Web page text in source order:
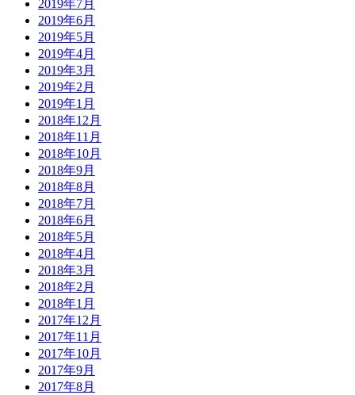
2019年7月
2019年6月
2019年5月
2019年4月
2019年3月
2019年2月
2019年1月
2018年12月
2018年11月
2018年10月
2018年9月
2018年8月
2018年7月
2018年6月
2018年5月
2018年4月
2018年3月
2018年2月
2018年1月
2017年12月
2017年11月
2017年10月
2017年9月
2017年8月